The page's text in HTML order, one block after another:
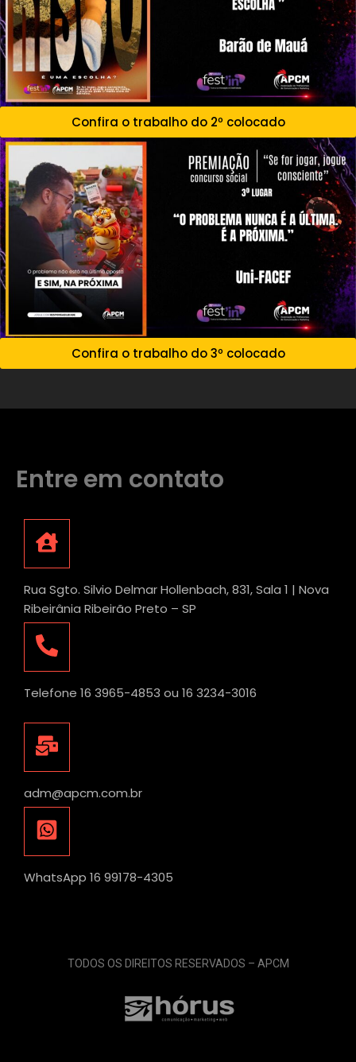
Confira o trabalho do 2º colocado
Confira o trabalho do 3º colocado
Entre em contato
Rua Sgto. Silvio Delmar Hollenbach, 831, Sala 1 | Nova
Ribeirânia Ribeirão Preto – SP
Telefone 16 3965-4853 ou 16 3234-3016
adm@apcm.com.br
WhatsApp 16 99178-4305
TODOS OS DIREITOS RESERVADOS – APCM